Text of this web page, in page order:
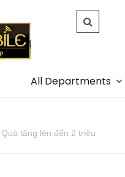
All Departments
Quà tặng lên đến 2 triệu